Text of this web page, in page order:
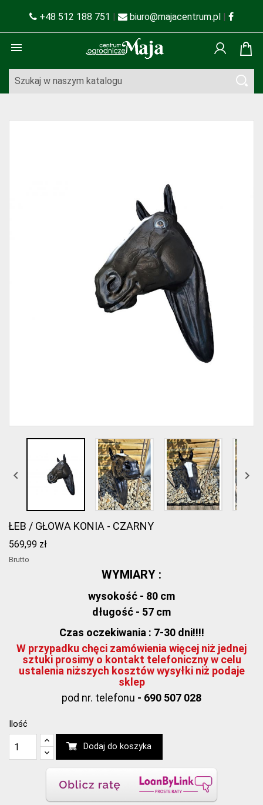
+48 512 188 751 | biuro@majacentrum.pl |

 
ŁEB / GŁOWA KONIA - CZARNY
569,99 zł
Brutto
WYMIARY :
wysokość - 80 cm
długość - 57 cm
Czas oczekiwania : 7-30 dni!!!!
W przypadku chęci zamówienia więcej niż jednej
sztuki prosimy o kontakt telefoniczny w celu
ustalenia niższych kosztów wysyłki niż podaje
sklep
pod nr. telefonu - 690 507 028
Ilość
Dodaj do koszyka